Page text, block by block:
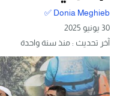
Donia Meghieb ✅
30 يونيو 2025
آخر تحديث :منذ سنة واحدة